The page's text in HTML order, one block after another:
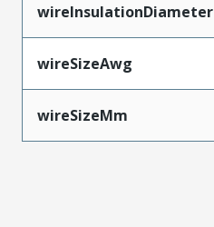
wireInsulationDiameter
wireSizeAwg
wireSizeMm